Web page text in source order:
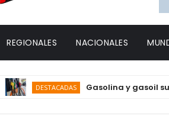
REGIONALES NACIONALES
DESTACADAS Gasolina y gasoil suben